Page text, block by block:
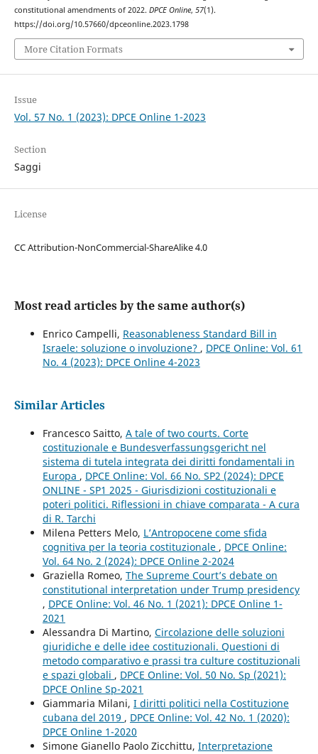
constitutional amendments of 2022. DPCE Online, 57(1).
https://doi.org/10.57660/dpceonline.2023.1798
More Citation Formats
Issue
Vol. 57 No. 1 (2023): DPCE Online 1-2023
Section
Saggi
License
CC Attribution-NonCommercial-ShareAlike 4.0
Most read articles by the same author(s)
Enrico Campelli, Reasonableness Standard Bill in
Israele: soluzione o involuzione? , DPCE Online: Vol. 61
No. 4 (2023): DPCE Online 4-2023
Similar Articles
Francesco Saitto, A tale of two courts. Corte
costituzionale e Bundesverfassungsgericht nel
sistema di tutela integrata dei diritti fondamentali in
Europa , DPCE Online: Vol. 66 No. SP2 (2024): DPCE
ONLINE - SP1 2025 - Giurisdizioni costituzionali e
poteri politici. Riflessioni in chiave comparata - A cura
di R. Tarchi
Milena Petters Melo, L’Antropocene come sfida
cognitiva per la teoria costituzionale , DPCE Online:
Vol. 64 No. 2 (2024): DPCE Online 2-2024
Graziella Romeo, The Supreme Court’s debate on
constitutional interpretation under Trump presidency
, DPCE Online: Vol. 46 No. 1 (2021): DPCE Online 1-
2021
Alessandra Di Martino, Circolazione delle soluzioni
giuridiche e delle idee costituzionali. Questioni di
metodo comparativo e prassi tra culture costituzionali
e spazi globali , DPCE Online: Vol. 50 No. Sp (2021):
DPCE Online Sp-2021
Giammaria Milani, I diritti politici nella Costituzione
cubana del 2019 , DPCE Online: Vol. 42 No. 1 (2020):
DPCE Online 1-2020
Simone Gianello Paolo Zicchittu, Interpretazione